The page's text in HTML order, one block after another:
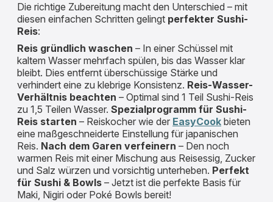
Die richtige Zubereitung macht den Unterschied – mit
diesen einfachen Schritten gelingt perfekter Sushi-
Reis:
Reis gründlich waschen – In einer Schüssel mit
kaltem Wasser mehrfach spülen, bis das Wasser klar
bleibt. Dies entfernt überschüssige Stärke und
verhindert eine zu klebrige Konsistenz. Reis-Wasser-
Verhältnis beachten – Optimal sind 1 Teil Sushi-Reis
zu 1,5 Teilen Wasser. Spezialprogramm für Sushi-
Reis starten – Reiskocher wie der EasyCook bieten
eine maßgeschneiderte Einstellung für japanischen
Reis. Nach dem Garen verfeinern – Den noch
warmen Reis mit einer Mischung aus Reisessig, Zucker
und Salz würzen und vorsichtig unterheben. Perfekt
für Sushi & Bowls – Jetzt ist die perfekte Basis für
Maki, Nigiri oder Poké Bowls bereit!